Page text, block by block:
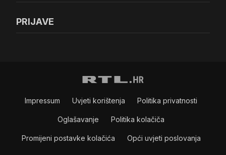
PRIJAVE
Impressum Uvjeti korištenja Politika privatnosti
Oglašavanje Politika kolačiča
Promijeni postavke kolačića Opći uvjeti poslovanja